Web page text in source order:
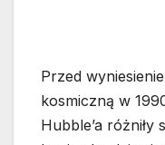
Przed
kosmiczną w
Hubble’a